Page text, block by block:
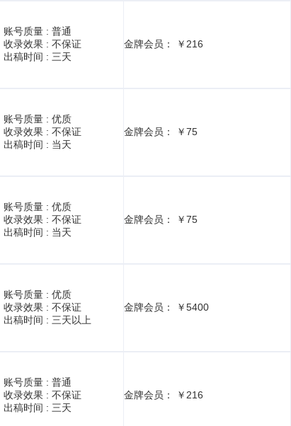
账号质量 : 普通
收录效果 : 不保证
出稿时间 : 三天
金牌会员： ￥216
账号质量 : 优质
收录效果 : 不保证
出稿时间 : 当天
金牌会员： ￥75
账号质量 : 优质
收录效果 : 不保证
出稿时间 : 当天
金牌会员： ￥75
账号质量 : 优质
收录效果 : 不保证
出稿时间 : 三天以上
金牌会员： ￥5400
账号质量 : 普通
收录效果 : 不保证
出稿时间 : 三天
金牌会员： ￥216